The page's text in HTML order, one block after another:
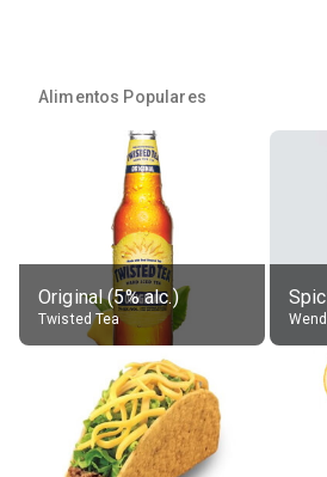
Alimentos Populares
Original (5% alc.)
Twisted Tea